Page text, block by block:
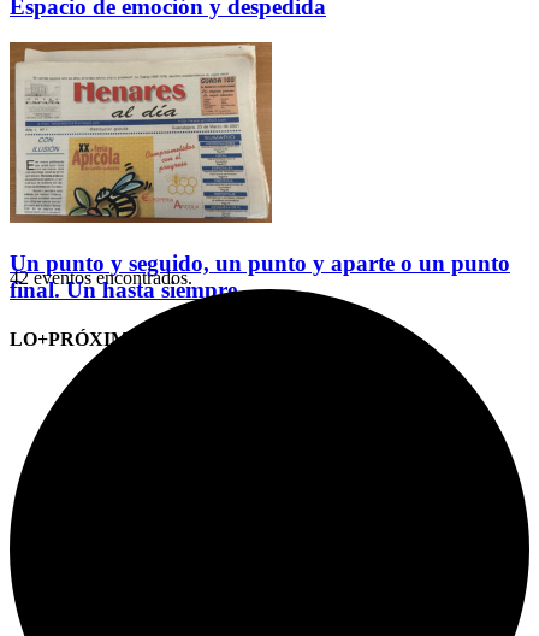
Espacio de emoción y despedida
Un punto y seguido, un punto y aparte o un punto
final. Un hasta siempre
LO+PRÓXIMO (CITAS)
42 eventos encontrados.